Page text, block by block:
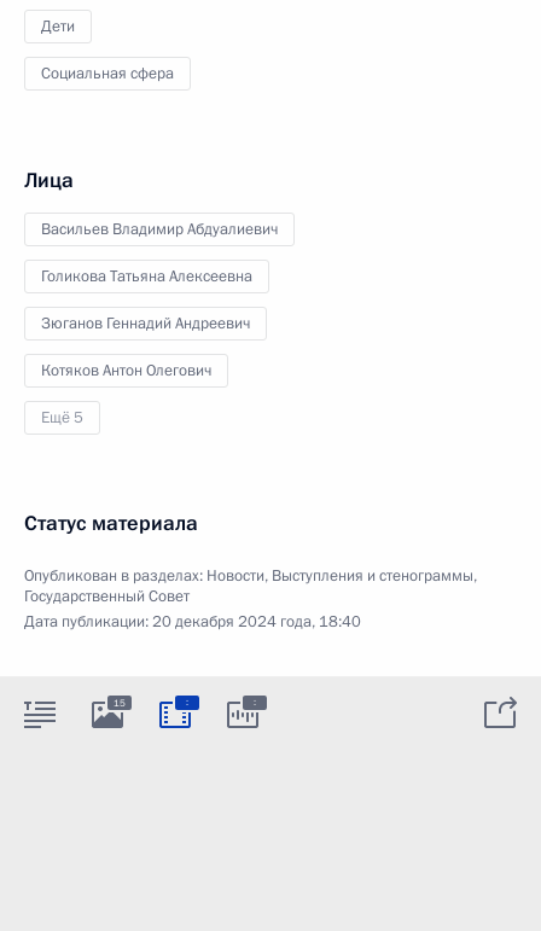
Дети
Социальная сфера
Лица
Васильев Владимир Абдуалиевич
Голикова Татьяна Алексеевна
Зюганов Геннадий Андреевич
Котяков Антон Олегович
Ещё 5
Статус материала
Опубликован в разделах: Новости, Выступления и стенограммы,
Государственный Совет
Дата публикации:20 декабря 2024 года, 18:40
15 : :